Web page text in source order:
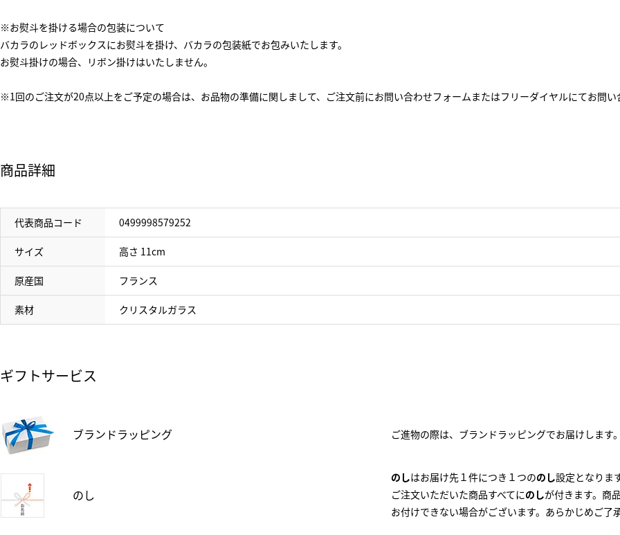
※お熨斗を掛ける場合の包装について
バカラのレッドボックスにお熨斗を掛け、バカラの包装紙でお包みいたします。
お熨斗掛けの場合、リボン掛けはいたしません。
※1回のご注文が20点以上をご予定の場合は、お品物の準備に関しまして、ご注文前にお問い合わせフォームまたはフリーダイヤルにてお問い
商品詳細
代表商品コード 0499998579252
サイズ 高さ 11cm
原産国 フランス
素材 クリスタルガラス
ギフトサービス
ブランドラッピング ご進物の際は、ブランドラッピングでお届けします。
のし
のしはお届け先１件につき１つののし設定となります
ご注文いただいた商品すべてにのしが付きます。商
お付けできない場合がございます。あらかじめご了